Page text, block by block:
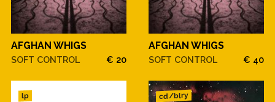
AFGHAN WHIGS
SOFT CONTROL € 20
AFGHAN WHIGS
SOFT CONTROL € 40
lp cd/blry